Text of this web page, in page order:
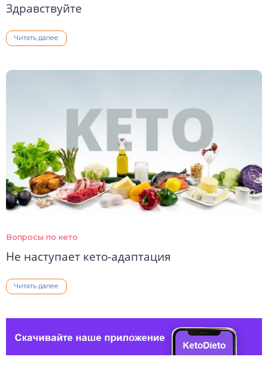
Здравствуйте
Читать далее
Вопросы по кето
Не наступает кето-адаптация
Читать далее